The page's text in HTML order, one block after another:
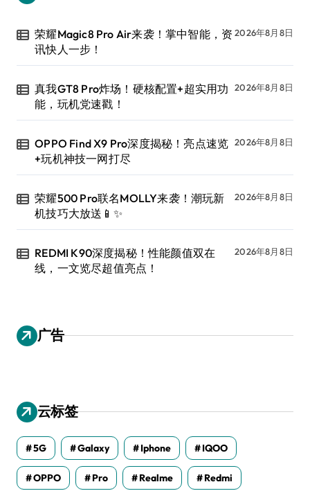
荣耀Magic8 Pro Air来袭！掌中智能，资
讯快人一步！
2026年8月8日
真我GT8 Pro炸场！硬核配置+超实用功
能，玩机党速戳！
2026年8月8日
OPPO Find X9 Pro深度揭秘！亮点速览
+玩机神技一网打尽
2026年8月8日
荣耀500 Pro联名MOLLY来袭！潮玩新
机技巧大放送📱✨
2026年8月8日
REDMI K90深度揭秘！性能颜值双在
线，一文览尽超值亮点！
2026年8月8日
广告
云标签
5G Galaxy Iphone IQOO
OPPO Pro Realme Redmi